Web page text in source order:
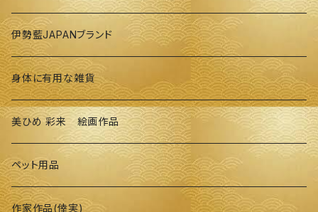
伊勢藍JAPANブランド
身体に有用な雑貨
美ひめ 彩来 絵画作品
ペット用品
作家作品(倖実)